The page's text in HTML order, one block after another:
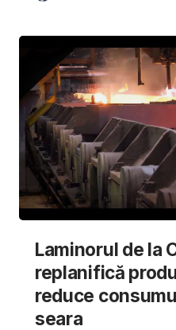
Laminorul de la
replanifică
reduce
seara